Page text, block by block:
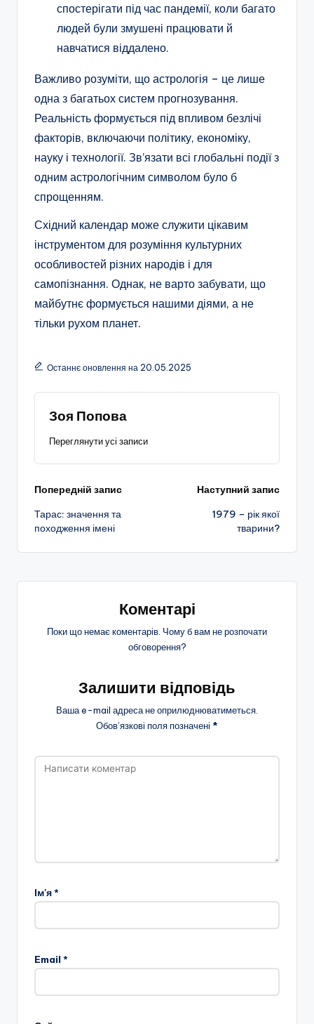
спостерігати під час пандемії, коли багато
людей були змушені працювати й
навчатися віддалено.
Важливо розуміти, що астрологія – це лише
одна з багатьох систем прогнозування.
Реальність формується під впливом безлічі
факторів, включаючи політику, економіку,
науку і технології. Зв’язати всі глобальні події з
одним астрологічним символом було б
спрощенням.
Східний календар може служити цікавим
інструментом для розуміння культурних
особливостей різних народів і для
самопізнання. Однак, не варто забувати, що
майбутнє формується нашими діями, а не
тільки рухом планет.
Останнє оновлення на 20.05.2025
Зоя Попова
Переглянути усі записи
Навігація
по
запису
Попередній запис
Тарас: значення та
походження імені
Наступний запис
1979 – рік якої
тварини?
Коментарі
Поки що немає коментарів. Чому б вам не розпочати
обговорення?
Залишити відповідь
Ваша e-mail адреса не оприлюднюватиметься.
Обов’язкові поля позначені *
Ім'я*
Email *